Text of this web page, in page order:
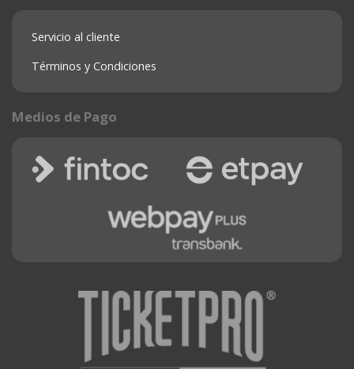
Servicio al cliente
Términos y Condiciones
Medios de Pago